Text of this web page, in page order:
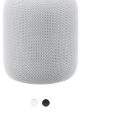
了
解
HomePod<